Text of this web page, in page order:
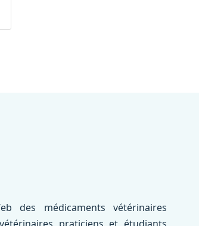
des médicaments vétérinaires